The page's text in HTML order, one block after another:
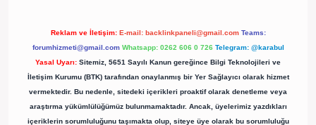
Reklam ve İletişim: E-mail: backlinkpaneli@gmail.com Teams:
forumhizmeti@gmail.com Whatsapp: 0262 606 0 726 Telegram: @karabul
Yasal Uyarı: Sitemiz, 5651 Sayılı Kanun gereğince Bilgi Teknolojileri ve
İletişim Kurumu (BTK) tarafından onaylanmış bir Yer Sağlayıcı olarak hizmet
vermektedir. Bu nedenle, sitedeki içerikleri proaktif olarak denetleme veya
araştırma yükümlülüğümüz bulunmamaktadır. Ancak, üyelerimiz yazdıkları
içeriklerin sorumluluğunu taşımakta olup, siteye üye olarak bu sorumluluğu